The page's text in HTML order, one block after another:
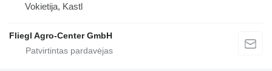
Vokietija, Kastl
Fliegl Agro-Center GmbH